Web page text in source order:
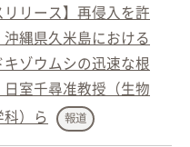
リリース】再侵入を許
沖縄県久米島における
キゾウムシの迅速な根
室千尋准教授（生物
）ら
報道